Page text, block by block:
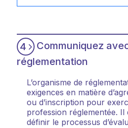
4
Communiquez
réglementation
L’organisme de
exigences en matière
ou d’inscription pour
profession réglementée. Il
définir le processus